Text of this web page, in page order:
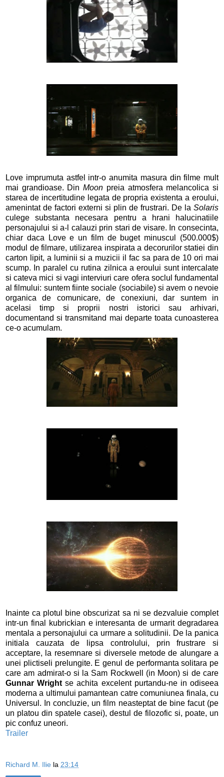
Love imprumuta astfel intr-o anumita masura din filme mult
mai grandioase. DinMoon preia atmosfera melancolica si
starea de incertitudine legata de propria existenta a eroului,
amenintat de factori externi si plin de frustrari. De la Solaris
culege substanta necesara pentru a hrani halucinatiile
personajului si a-l calauzi prin stari de visare. In consecinta,
chiar daca Love e un film de buget minuscul (500.000$)
modul de filmare, utilizarea inspirata a decorurilor statiei din
carton lipit, a luminii si a muzicii il fac sa para de 10 ori mai
scump. In paralel cu rutina zilnica a eroului sunt intercalate
si cateva mici si vagi interviuri care ofera soclul fundamental
al filmului: suntem fiinte sociale (sociabile) si avem o nevoie
organica de comunicare, de conexiuni, dar suntem in
acelasi timp si proprii nostri istorici sau arhivari,
documentand si transmitand mai departe toata cunoasterea
ce-o acumulam.
Inainte ca plotul bine obscurizat sa ni se dezvaluie complet
intr-un final kubrickian e interesanta de urmarit degradarea
mentala a personajului ca urmare a solitudinii. De la panica
initiala cauzata de lipsa controlului, prin frustrare si
acceptare, la resemnare si diversele metode de alungare a
unei plictiseli prelungite. E genul de performanta solitara pe
care am admirat-o si la Sam Rockwell (in Moon) si de care
Gunnar Wright se achita excelent purtandu-ne in odiseea
moderna a ultimului pamantean catre comuniunea finala, cu
Universul. In concluzie, un film neasteptat de bine facut (pe
un platou din spatele casei), destul de filozofic si, poate, un
pic confuz uneori.
Trailer
Richard M. Ilie la 23:14